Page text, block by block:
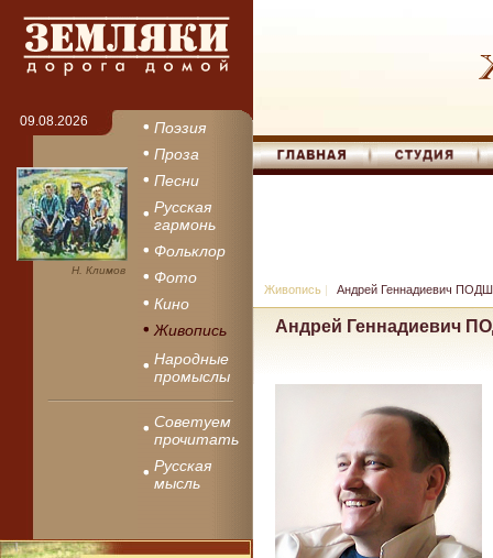
09.08.2026
Н. Климов
Поэзия
Проза
Песни
Русская
гармонь
Фольклор
Фото
Кино
Живопись
Народные
промыслы
Советуем
прочитать
Русская
мысль
Живопись | Андрей Геннадиевич
Андрей Геннадиевич